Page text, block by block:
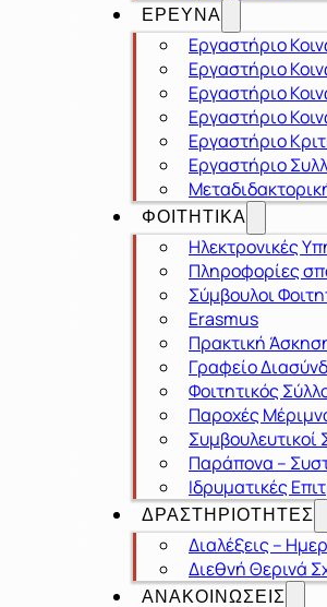
ΕΡΕΥΝΑ
Εργαστήριο
Εργαστήριο
Εργαστήριο
Εργαστήριο
Εργαστήριο
Εργαστήριο
ΦΟΙΤΗΤΙΚΑ
Ηλεκτρονικές
Πληροφορίες
Σύμβουλοι
Erasmus
Πρακτική
Γραφείο
Φοιτητικός
Παροχές
Συμβουλευτικοί
Παράπονα –
Ιδρυματικές
ΔΡΑΣΤΗΡΙΟΤΗΤΕΣ
Διαλέξεις –
Διεθνή Θερινά
ΑΝΑΚΟΙΝΩΣΕΙΣ